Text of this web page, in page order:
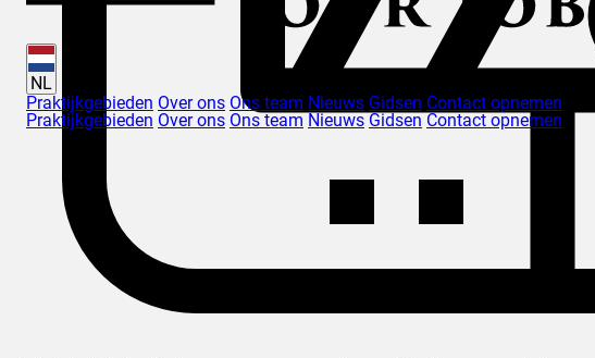
NL
Praktijkgebieden Over ons Ons team Nieuws Gidsen Contact opnemen
Praktijkgebieden Over ons Ons team Nieuws Gidsen Contact opnemen